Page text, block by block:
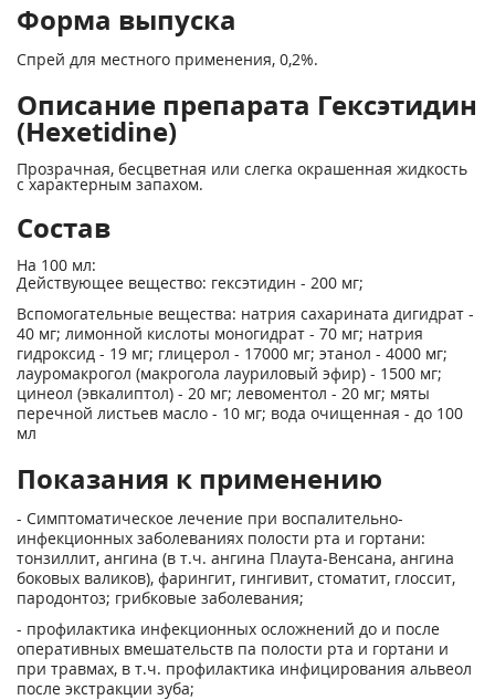
Форма выпуска
Спрей для местного применения, 0,2%.
Описание препарата Гексэтидин
(Hexetidine)
Прозрачная, бесцветная или слегка окрашенная жидкость
с характерным запахом.
Состав
На 100 мл:
Действующее вещество: гексэтидин - 200 мг;
Вспомогательные вещества: натрия сахарината дигидрат -
40 мг; лимонной кислоты моногидрат - 70 мг; натрия
гидроксид - 19 мг; глицерол - 17000 мг; этанол - 4000 мг;
лауромакрогол (макрогола лауриловый эфир) - 1500 мг;
цинеол (эвкалиптол) - 20 мг; левоментол - 20 мг; мяты
перечной листьев масло - 10 мг; вода очищенная - до 100
мл
Показания к применению
- Симптоматическое лечение при воспалительно-
инфекционных заболеваниях полости рта и гортани:
тонзиллит, ангина (в т.ч. ангина Плаута-Венсана, ангина
боковых валиков), фарингит, гингивит, стоматит, глоссит,
пародонтоз; грибковые заболевания;
- профилактика инфекционных осложнений до и после
оперативных вмешательств па полости рта и гортани и
при травмах, в т.ч. профилактика инфицирования альвеол
после экстракции зуба;